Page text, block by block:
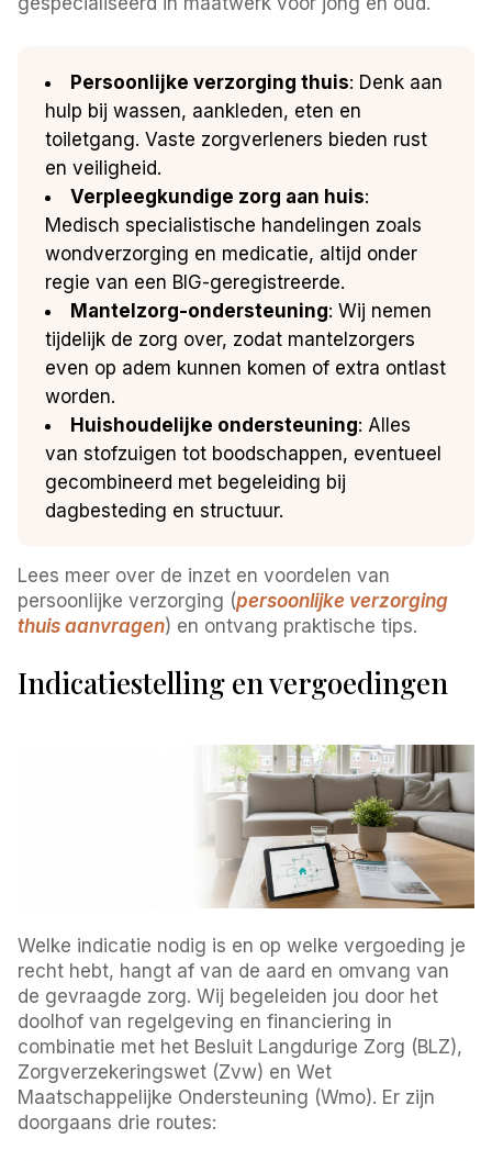
Persoonlijke verzorging thuis: Denk aan
hulp bij wassen, aankleden, eten en
toiletgang. Vaste zorgverleners bieden rust
en veiligheid.
Verpleegkundige zorg aan huis:
Medisch specialistische handelingen zoals
wondverzorging en medicatie, altijd onder
regie van een BIG-geregistreerde.
Mantelzorg-ondersteuning: Wij nemen
tijdelijk de zorg over, zodat mantelzorgers
even op adem kunnen komen of extra ontlast
worden.
Huishoudelijke ondersteuning: Alles
van stofzuigen tot boodschappen, eventueel
gecombineerd met begeleiding bij
dagbesteding en structuur.
Lees meer over de inzet en voordelen van
persoonlijke verzorging (persoonlijke verzorging
thuis aanvragen) en ontvang praktische tips.
Indicatiestelling en vergoedingen
Welke indicatie nodig is en op welke vergoeding je
recht hebt, hangt af van de aard en omvang van
de gevraagde zorg. Wij begeleiden jou door het
doolhof van regelgeving en financiering in
combinatie met het Besluit Langdurige Zorg (BLZ),
Zorgverzekeringswet (Zvw) en Wet
Maatschappelijke Ondersteuning (Wmo). Er zijn
doorgaans drie routes: